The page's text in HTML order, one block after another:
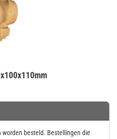
besteld. Bestellingen die